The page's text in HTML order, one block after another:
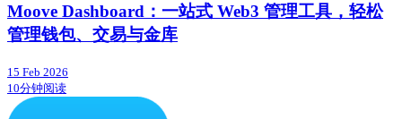
Moove Dashboard：一站式 Web3 管理工具，轻松
管理钱包、交易与金库
15 Feb 2026
10分钟阅读